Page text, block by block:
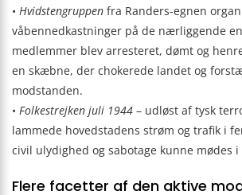
• Hvidstengruppen fra Randers-egnen
våbennedkastninger på de nærliggende
medlemmer blev arresteret, dømt og
en skæbne, der chokerede landet og
modstanden.
• Folkestrejken juli 1944 – udløst af tysk
lammede hovedstadens strøm og trafik i
civil ulydighed og sabotage kunne mødes
Flere facetter af den aktive